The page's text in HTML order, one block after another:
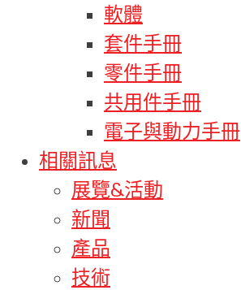
軟體
套件手冊
零件手冊
共用件手冊
電子與動力手冊
相關訊息
展覽&活動
新聞
產品
技術